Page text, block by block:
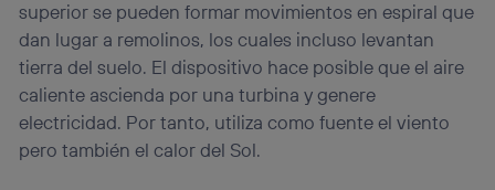
superior se pueden formar movimientos en espiral que
dan lugar a remolinos, los cuales incluso levantan
tierra del suelo. El dispositivo hace posible que el aire
caliente ascienda por una turbina y genere
electricidad. Por tanto, utiliza como fuente el viento
pero también el calor del Sol.